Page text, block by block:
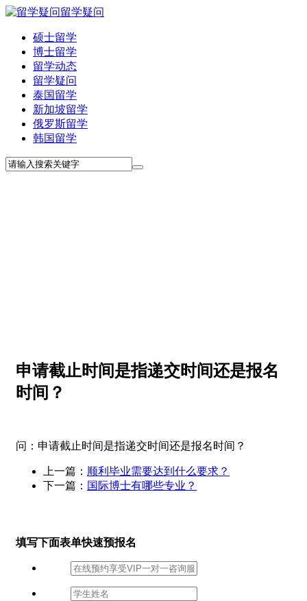
留学疑问
硕士留学
博士留学
留学动态
留学疑问
泰国留学
新加坡留学
俄罗斯留学
韩国留学
申请截止时间是指递交时间还是报名
时间？
问：申请截止时间是指递交时间还是报名时间？
上一篇： 顺利毕业需要达到什么要求？
下一篇： 国际博士有哪些专业？
填写下面表单快速预报名